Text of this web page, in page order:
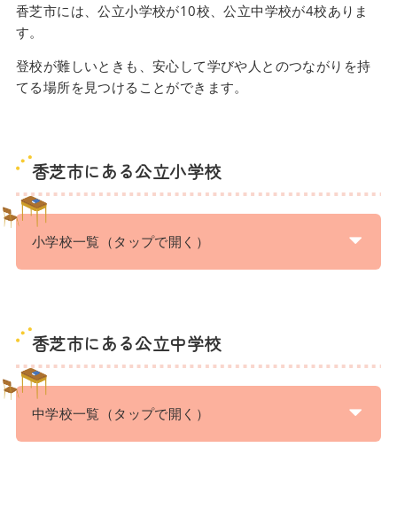
香芝市には、公立小学校が10校、公立中学校が4校ありま
す。
登校が難しいときも、安心して学びや人とのつながりを持
てる場所を見つけることができます。
香芝市にある公立小学校
小学校一覧（タップで開く）
香芝市にある公立中学校
中学校一覧（タップで開く）